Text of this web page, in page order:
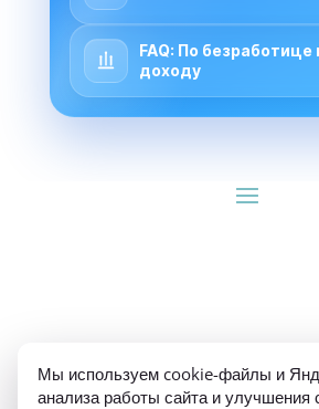
FAQ: По безработице
доходу
ИП Гуляев Е.А. ОГРН
781020474307
Мы используем cookie-файлы и
анализа работы сайта и улучшения